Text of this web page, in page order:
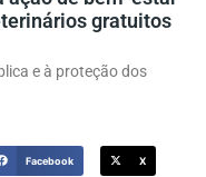
gratuitos
e à proteção dos
Facebook X